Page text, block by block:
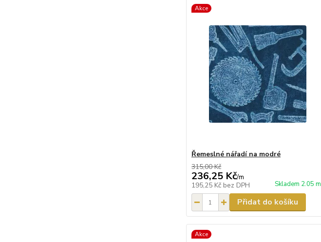
Akce
Řemeslné nářadí na modré
315,00 Kč
236,25 Kč/m
195,25 Kč bez DPH Skladem 2.05 m
Přidat do košíku
Akce